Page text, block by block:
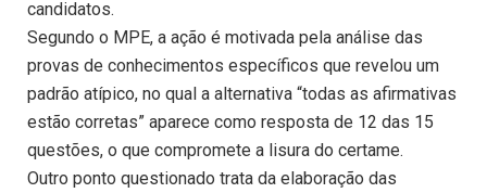
candidatos.
Segundo o MPE, a ação é motivada pela análise das
provas de conhecimentos específicos que revelou um
padrão atípico, no qual a alternativa “todas as afirmativas
estão corretas” aparece como resposta de 12 das 15
questões, o que compromete a lisura do certame.
Outro ponto questionado trata da elaboração das